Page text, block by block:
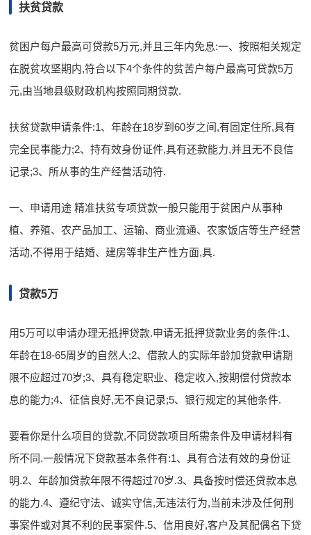
扶贫贷款
贫困户每户最高可贷款5万元,并且三年内免息:一、按照相关规定
在脱贫攻坚期内,符合以下4个条件的贫苦户每户最高可贷款5万
元,由当地县级财政机构按照同期贷款.
扶贫贷款申请条件:1、年龄在18岁到60岁之间,有固定住所,具有
完全民事能力;2、持有效身份证件,具有还款能力,并且无不良信
记录;3、所从事的生产经营活动符.
一、申请用途 精准扶贫专项贷款一般只能用于贫困户从事种
植、养殖、农产品加工、运输、商业流通、农家饭店等生产经营
活动,不得用于结婚、建房等非生产性方面,具.
贷款5万
用5万可以申请办理无抵押贷款.申请无抵押贷款业务的条件:1、
年龄在18-65周岁的自然人;2、借款人的实际年龄加贷款申请期
限不应超过70岁;3、具有稳定职业、稳定收入,按期偿付贷款本
息的能力;4、征信良好,无不良记录;5、银行规定的其他条件.
要看你是什么项目的贷款,不同贷款项目所需条件及申请材料有
所不同.一般情况下贷款基本条件有:1、具有合法有效的身份证
明.2、年龄加贷款年限不得超过70岁.3、具备按时偿还贷款本息
的能力.4、遵纪守法、诚实守信,无违法行为,当前未涉及任何刑
事案件或对其不利的民事案件.5、信用良好,客户及其配偶名下贷